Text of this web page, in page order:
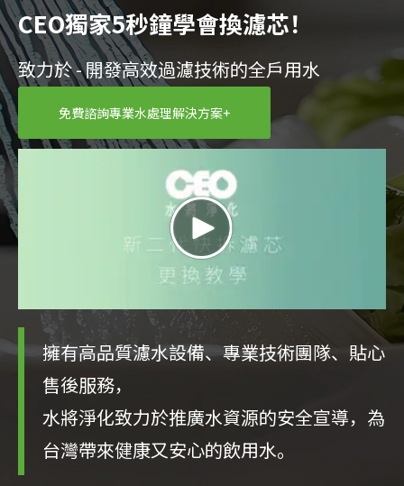
CEO獨家5秒鐘學會換濾芯！
致力於 - 開發高效過濾技術的全戶用水
免費諮詢專業水處理解決方案+
擁有高品質濾水設備、專業技術團隊、貼心
售後服務，
水將淨化致力於推廣水資源的安全宣導，為
台灣帶來健康又安心的飲用水。